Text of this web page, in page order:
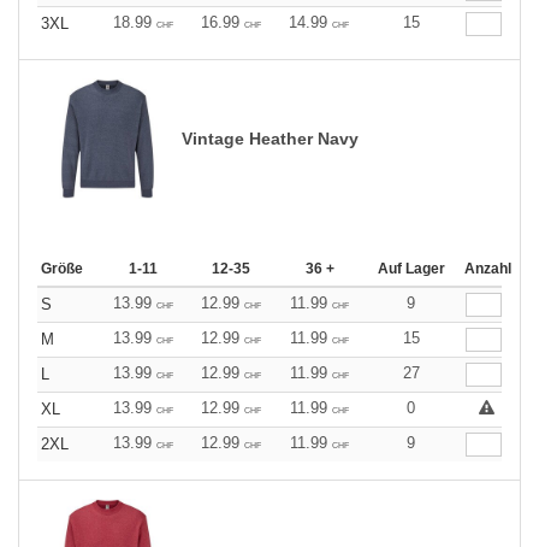
3XL
18.99 CHF 16.99 CHF 14.99 CHF 15
Vintage Heather Navy
Größe 1-11 12-35 36 + Auf Lager Anzahl
S 13.99 CHF 12.99 CHF 11.99 CHF
9
M
13.99 CHF 12.99 CHF 11.99 CHF
15
L
13.99 CHF 12.99 CHF 11.99 CHF
27
XL
13.99 CHF 12.99 CHF 11.99 CHF
0
2XL
13.99 CHF 12.99 CHF 11.99 CHF 9